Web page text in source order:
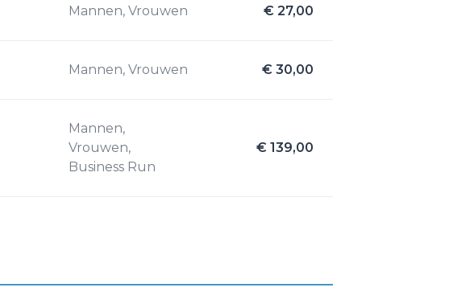
Mannen, Vrouwen € 27,00
Mannen, Vrouwen € 30,00
Mannen,
Vrouwen,
Business Run
€ 139,00